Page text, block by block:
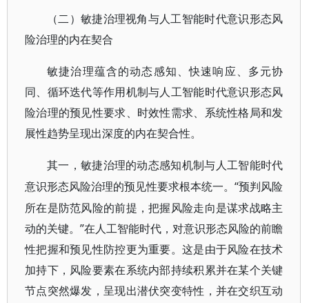
（二）敏捷治理视角与人工智能时代意识形态风
险治理的内在契合
敏捷治理蕴含的动态感知、快速响应、多元协
同、循环迭代等作用机制与人工智能时代意识形态风
险治理的预见性要求、时效性需求、系统性格局和发
展性趋势呈现出深度的内在契合性。
其一，敏捷治理的动态感知机制与人工智能时代
意识形态风险治理的预见性要求根本统一。“预判风险
所在是防范风险的前提，把握风险走向是谋求战略主
动的关键。”在人工智能时代，对意识形态风险的前瞻
性把握和预见性防控更为重要。这是由于风险在技术
加持下，风险要素在系统内部持续积累并在某个关键
节点突然爆发，呈现出潜伏突变特性，并在交织互动